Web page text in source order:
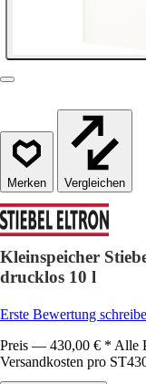
Vergleichen
Kleinspeicher
drucklos 10 l
Erste Bewertung
Preis — 430,00 € * Alle
Versandkosten pro ST